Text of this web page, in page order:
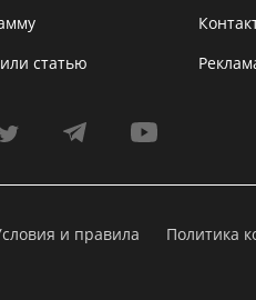
статью
и правила Политика